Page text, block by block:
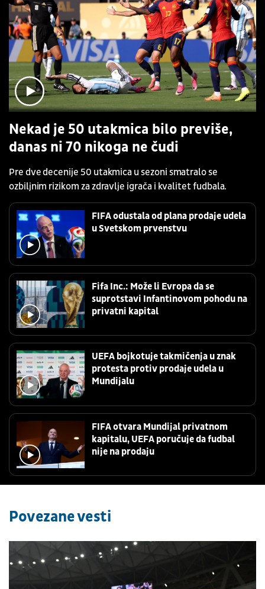
Nekad je 50 utakmica bilo previše,
danas ni 70 nikoga ne čudi
Pre dve decenije 50 utakmica u sezoni smatralo se
ozbiljnim rizikom za zdravlje igrača i kvalitet fudbala.
FIFA odustala od plana prodaje udela
u Svetskom prvenstvu
Fifa Inc.: Može li Evropa da se
suprotstavi Infantinovom pohodu na
privatni kapital
UEFA bojkotuje takmičenja u znak
protesta protiv prodaje udela u
Mundijalu
FIFA otvara Mundijal privatnom
kapitalu, UEFA poručuje da fudbal
nije na prodaju
Povezane vesti